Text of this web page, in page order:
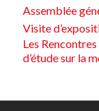
Assemblée
Visite
Les
d’étude sur la